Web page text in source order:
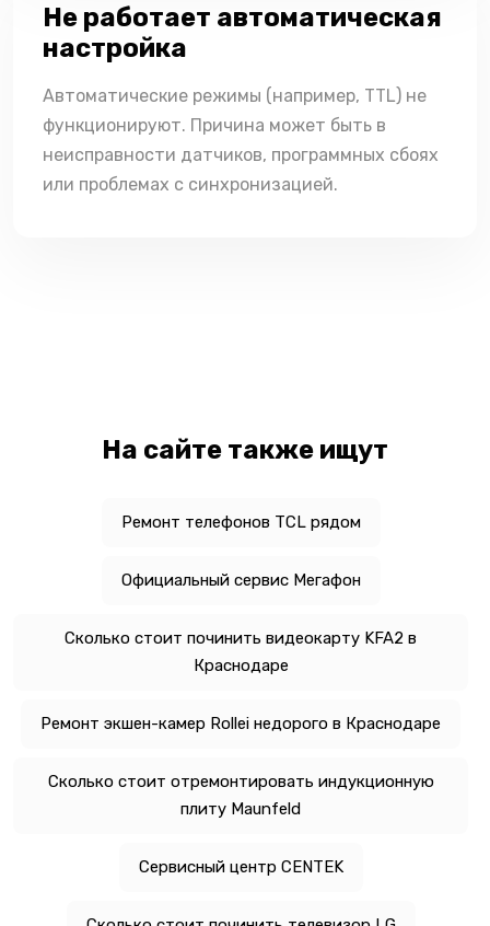
Не работает автоматическая
настройка
Автоматические режимы (например, TTL) не
функционируют. Причина может быть в
неисправности датчиков, программных сбоях
или проблемах с синхронизацией.
На сайте также ищут
Ремонт телефонов TCL рядом
Официальный сервис Мегафон
Сколько стоит починить видеокарту KFA2 в
Краснодаре
Ремонт экшен-камер Rollei недорого в Краснодаре
Сколько стоит отремонтировать индукционную
плиту Maunfeld
Сервисный центр CENTEK